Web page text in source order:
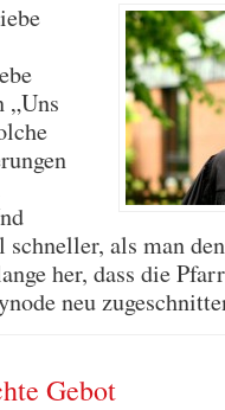
„Uns
als man
her, dass die
neu
Gebot